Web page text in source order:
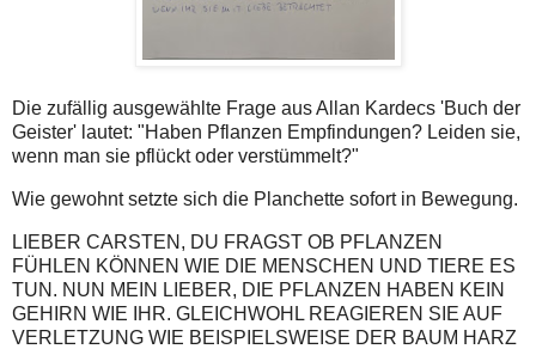
Die zufällig ausgewählte Frage aus Allan Kardecs 'Buch der
Geister' lautet: "Haben Pflanzen Empfindungen? Leiden sie,
wenn man sie pflückt oder verstümmelt?"
Wie gewohnt setzte sich die Planchette sofort in Bewegung.
LIEBER CARSTEN, DU FRAGST OB PFLANZEN
FÜHLEN KÖNNEN WIE DIE MENSCHEN UND TIERE ES
TUN. NUN MEIN LIEBER, DIE PFLANZEN HABEN KEIN
GEHIRN WIE IHR. GLEICHWOHL REAGIEREN SIE AUF
VERLETZUNG WIE BEISPIELSWEISE DER BAUM HARZ